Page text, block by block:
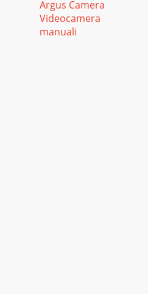
Argus Camera
Videocamera
manuali